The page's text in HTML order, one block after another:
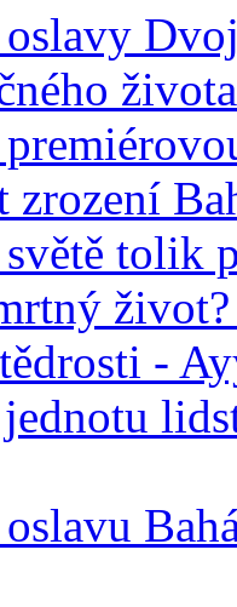
oslavy
života
zrození
tolik
-